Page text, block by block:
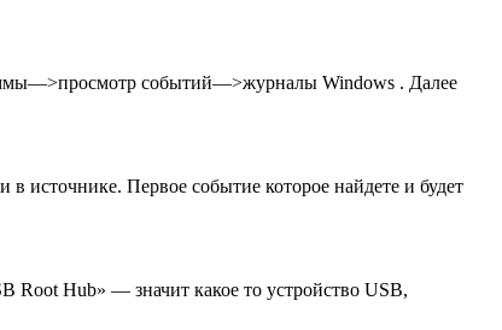
событий—>журналы Windows . Далее
источнике. Первое событие которое найдете и будет
Root Hub» — значит какое то устройство USB,